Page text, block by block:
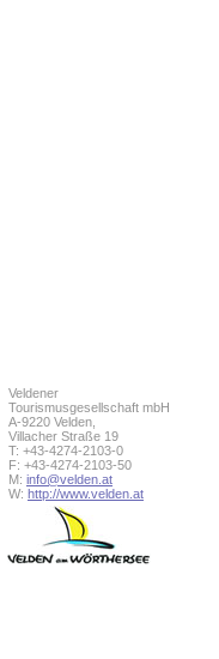
Veldener
Tourismusgesellschaft mbH
A-9220 Velden,
Villacher Straße 19
T: +43-4274-2103-0
F: +43-4274-2103-50
M: info@velden.at
W: http://www.velden.at